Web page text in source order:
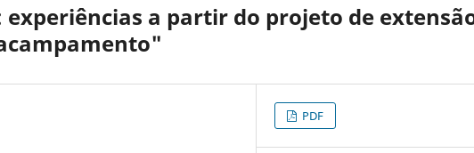
experiências a partir do projeto de
PDF